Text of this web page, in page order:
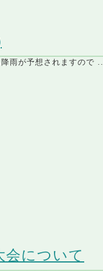
雨が予想されますので
について